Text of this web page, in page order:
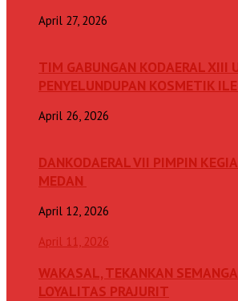
April 27, 2026
TIM GABUNGAN KODAERAL XIII
PENYELUNDUPAN KOSMETIK
April 26, 2026
DANKODAERAL VII PIMPIN
MEDAN
April 12, 2026
April 11, 2026
WAKASAL, TEKANKAN
LOYALITAS PRAJURIT